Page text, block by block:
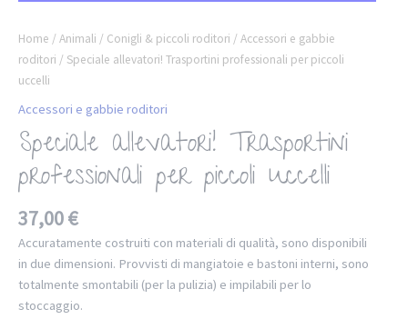
Home /Animali / Conigli & piccoli roditori /Accessori e gabbie
roditori / Speciale allevatori! Trasportini professionali per piccoli
uccelli
Accessori e gabbie roditori
Speciale allevatori! Trasportini
professionali per piccoli uccelli
37,00€
Accuratamente costruiti con materiali di qualità, sono disponibili
in due dimensioni. Provvisti di mangiatoie e bastoni interni, sono
totalmente smontabili (per la pulizia) e impilabili per lo
stoccaggio.